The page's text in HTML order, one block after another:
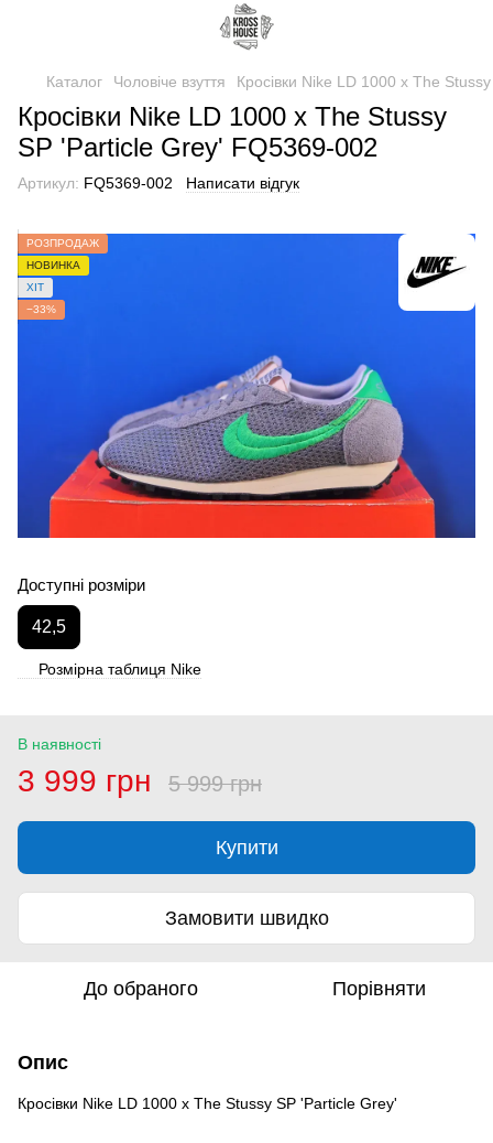
Каталог Чоловіче взуття Кросівки Nike LD 1000 x The
Кросівки Nike LD 1000 x The Stussy
SP 'Particle Grey' FQ5369-002
Артикул: FQ5369-002 Написати відгук
РОЗПРОДАЖ
НОВИНКА
ХІТ
−33%
Доступні розміри
42,5
Розмірна таблиця Nike
В наявності
3 999 грн 5 999 грн
Купити
Замовити швидко
До обраного Порівняти
Опис
Кросівки Nike LD 1000 x The Stussy SP 'Particle Grey'